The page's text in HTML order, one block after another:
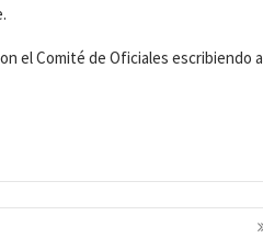
el Comité de Oficiales escribiendo a